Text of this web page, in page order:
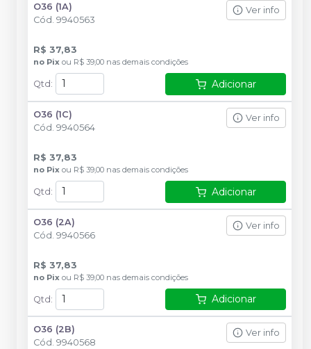
O36 (1A)
Cód. 9940563
Ver info
R$ 37,83
no Pix ou R$ 39,00 nas demais condições
Qtd : Adicionar
O36 (1C)
Cód. 9940564
Ver info
R$ 37,83
no Pix ou R$ 39,00 nas demais condições
Qtd : Adicionar
O36 (2A)
Cód. 9940566
Ver info
R$ 37,83
no Pix ou R$ 39,00 nas demais condições
Qtd: Adicionar
O36 (2B)
Cód. 9940568
Ver info